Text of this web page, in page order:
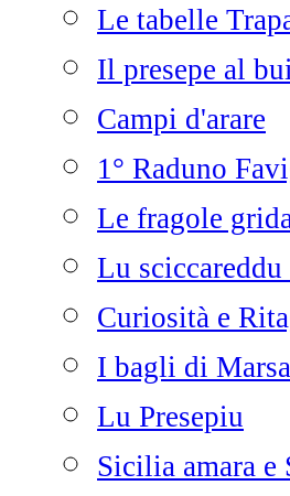
Le tabelle
Il presepe al
Campi d'arare
1° Raduno
Le fragole
Lu
Curiosità e
I bagli di
Lu Presepiu
Sicilia amara